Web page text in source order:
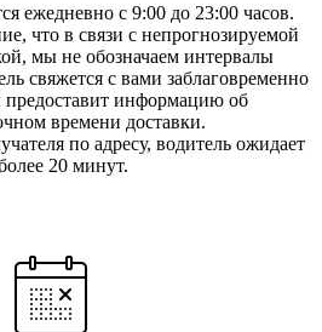
ежедневно с 9:00 до 23:00 часов.
что в связи с непрогнозируемой
мы не обозначаем интервалы
свяжется с вами заблаговременно
предоставит информацию об
времени доставки.
по адресу, водитель ожидает
20 минут.